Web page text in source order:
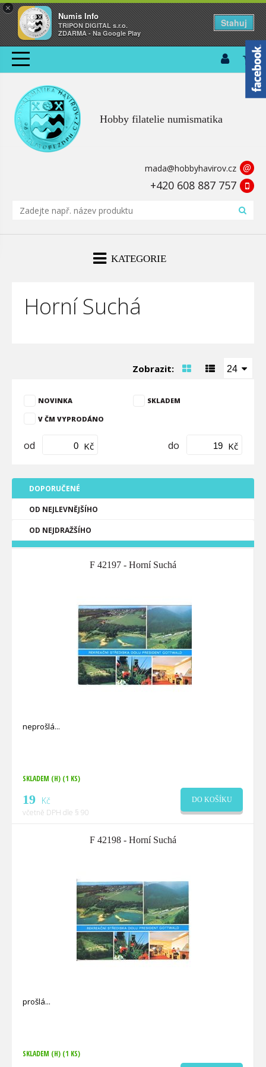
×
Numis Info
TRIPON DIGITAL s.r.o.
ZDARMA - Na Google Play
Stahuj
Hobby filatelie numismatika
mada@hobbyhavirov.cz @
+420 608 887 757
KATEGORIE
Horní Suchá
Zobrazit: 24
NOVINKA SKLADEM
V ČM VYPRODÁNO
od Kč do Kč
DOPORUČENÉ
OD NEJLEVNĚJŠÍHO
OD NEJDRAŽŠÍHO
F 42197 - Horní Suchá
neprošlá
SKLADEM (H) (1 KS)
19 Kč
včetně DPH dle § 90
DO KOŠÍKU
F 42198 - Horní Suchá
prošlá
SKLADEM (H) (1 KS)